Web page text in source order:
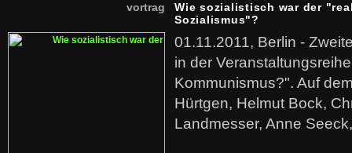
vortrag
Wie sozialistisch war der
Sozialismus"?
01.11.2011, Berlin -
in der
Kommunismus?". Auf
Hürtgen, Helmut Bock,
Landmesser, Anne